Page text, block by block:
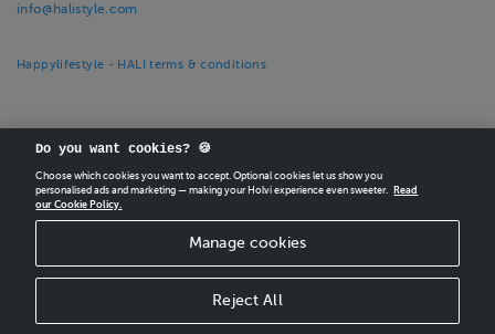
info@halistyle.com
Happylifestyle - HALI terms & conditions
CREATEYOUR OWN HOLVI ONLINE STORE IN MINUTES.
Do you want cookies? 🍪
Choose which cookies you want to accept. Optional cookies let us show you
personalised ads and marketing — making your Holvi experience even sweeter.
Read
our Cookie Policy.
Manage cookies
Reject All